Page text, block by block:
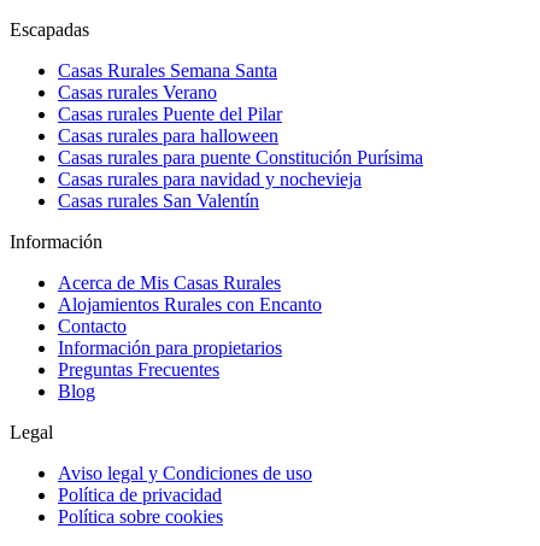
Escapadas
Casas Rurales Semana Santa
Casas rurales Verano
Casas rurales Puente del Pilar
Casas rurales para halloween
Casas rurales para puente Constitución Purísima
Casas rurales para navidad y nochevieja
Casas rurales San Valentín
Información
Acerca de Mis Casas Rurales
Alojamientos Rurales con Encanto
Contacto
Información para propietarios
Preguntas Frecuentes
Blog
Legal
Aviso legal y Condiciones de uso
Política de privacidad
Política sobre cookies